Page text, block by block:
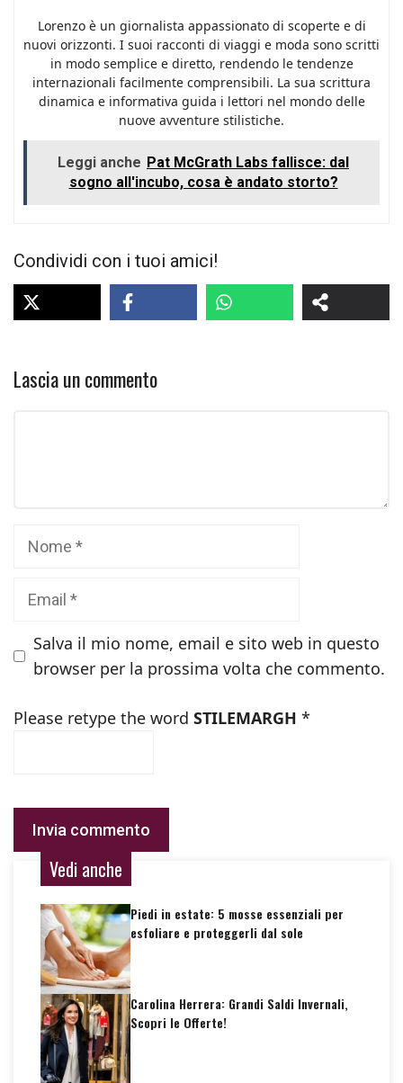
Lorenzo è un giornalista appassionato di scoperte e di
nuovi orizzonti. I suoi racconti di viaggi e moda sono scritti
in modo semplice e diretto, rendendo le tendenze
internazionali facilmente comprensibili. La sua scrittura
dinamica e informativa guida i lettori nel mondo delle
nuove avventure stilistiche.
Leggi anche Pat McGrath Labs fallisce: dal
sogno all'incubo, cosa è andato storto?
Condividi con i tuoi amici!
Lascia un commento
Salva il mio nome, email e sito web in questo
browser per la prossima volta che commento.
Please retype the word STILEMARGH *
Vedi anche
Piedi in estate: 5 mosse essenziali per
esfoliare e proteggerli dal sole
Carolina Herrera: Grandi Saldi Invernali,
Scopri le Offerte!